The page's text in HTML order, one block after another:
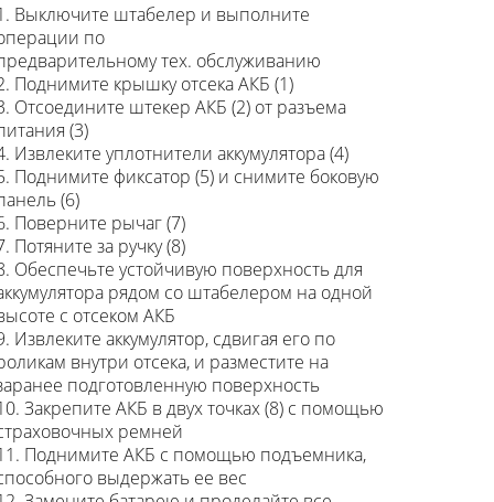
Выключите штабелер и выполните
по
тех. обслуживанию
Поднимите крышку отсека АКБ (1)
Отсоедините штекер АКБ (2) от разъема
(3)
Извлеките уплотнители аккумулятора (4)
Поднимите фиксатор (5) и снимите боковую
(6)
Поверните рычаг (7)
Потяните за ручку (8)
Обеспечьте устойчивую поверхность для
рядом со штабелером на одной
с отсеком АКБ
Извлеките аккумулятор, сдвигая его по
внутри отсека, и разместите на
подготовленную поверхность
Закрепите АКБ в двух точках (8) с помощью
ремней
Поднимите АКБ с помощью подъемника,
выдержать ее вес